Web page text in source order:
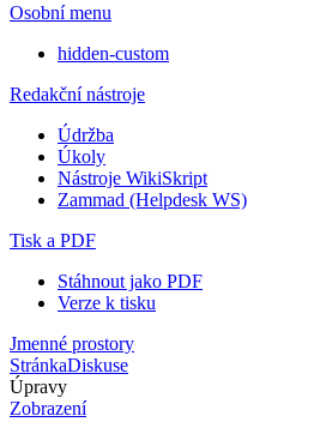
Osobní menu
hidden-custom
Redakční nástroje
Údržba
Úkoly
Nástroje WikiSkript
Zammad (Helpdesk WS)
Tisk a PDF
Stáhnout jako PDF
Verze k tisku
Jmenné prostory
StránkaDiskuse
Úpravy
Zobrazení